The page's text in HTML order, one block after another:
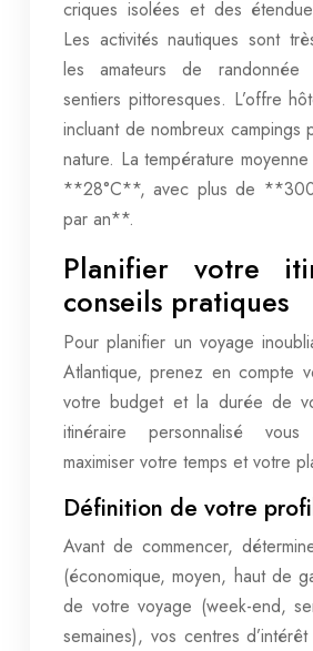
criques isolées et des
Les activités nautiques sont
les amateurs de randonnée
sentiers pittoresques. L’offre
incluant de nombreux campings
nature. La température
**28°C**, avec plus de
par an**.
Planifier votre
conseils pratiques
Pour planifier un voyage
Atlantique, prenez en compte
votre budget et la durée de
itinéraire personnalisé
maximiser votre temps et votre
Définition de votre
Avant de commencer,
(économique, moyen, haut de
de votre voyage (week-end,
semaines), vos centres